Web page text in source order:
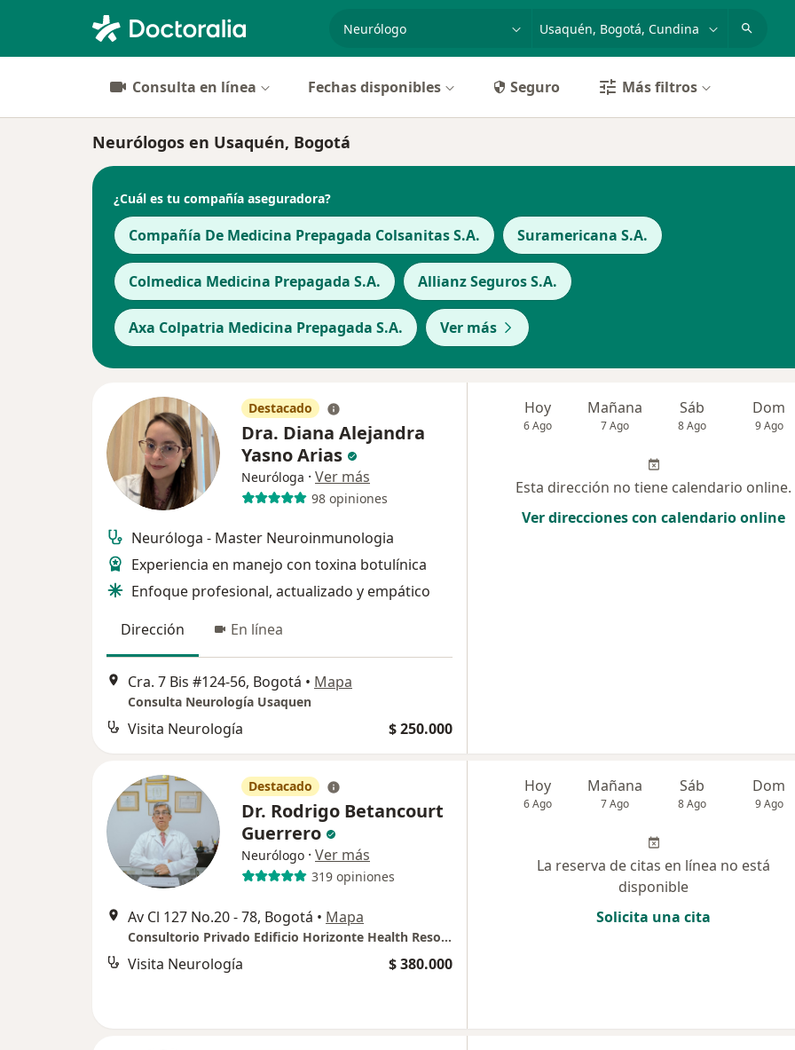
especialidad, enfermedad o nombre
p. ej. Bogotá
Consulta en línea Fechas disponibles Seguro Más filtros
Neurólogos en Usaquén, Bogotá
¿Cuál es tu compañía aseguradora?
Compañía De Medicina Prepagada Colsanitas S.A. Suramericana S.A.
Colmedica Medicina Prepagada S.A. Allianz Seguros S.A.
Axa Colpatria Medicina Prepagada S.A. Ver más
Destacado
Dra. Diana Alejandra
Yasno Arias
Neuróloga · Ver más
98 opiniones
Neuróloga - Master Neuroinmunologia
Experiencia en manejo con toxina botulínica
Enfoque profesional, actualizado y empático
Dirección
En línea
Cra. 7 Bis #124-56, Bogotá • Mapa
Consulta Neurología Usaquen
Visita Neurología $ 250.000
Hoy
6 Ago
Mañana
7 Ago
Sáb
8 Ago
Dom
9 Ago
Esta dirección no tiene calendario online.
Ver direcciones con calendario online
Destacado
Dr. Rodrigo Betancourt
Guerrero
Neurólogo · Ver más
319 opiniones
Av Cl 127 No.20 - 78, Bogotá • Mapa
Consultorio Privado Edificio Horizonte Health Resources
Visita Neurología $ 380.000
Hoy
6 Ago
Mañana
7 Ago
Sáb
8 Ago
Dom
9 Ago
La reserva de citas en línea no está
disponible
Solicita una cita